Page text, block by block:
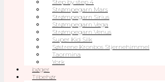
Step by step 4
Strømpegarn Mars
Strømpegarn Sirius
Strømpegarn Vega
Strømpegarn Venus
Super Kid Silk
Søstrene Kronbos Stjernehimmel
Taormina
York
bøger
Tilbehør